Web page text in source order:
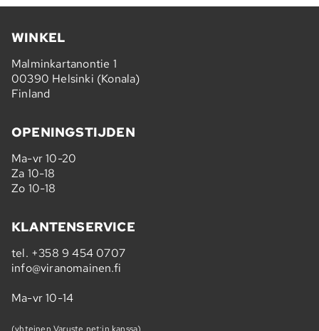
WINKEL
Malminkartanontie 1
00390 Helsinki (Konala)
Finland
OPENINGSTIJDEN
Ma-vr 10-20
Za 10-18
Zo 10-18
KLANTENSERVICE
tel. +358 9 454 0707
info@viranomainen.fi
Ma-vr 10-14